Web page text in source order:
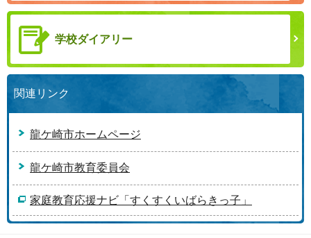
学校ダイアリー
関連リンク
龍ケ崎市ホームページ
龍ケ崎市教育委員会
家庭教育応援ナビ「すくすくいばらきっ子」